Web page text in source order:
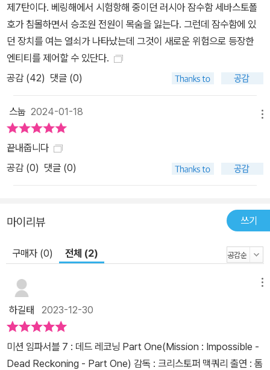
제7탄이다. 베링해에서 시험항해 중이던 러시아 잠수함 세바스토폴
호가 침몰하면서 승조원 전원이 목숨을 잃는다. 그런데 잠수함에 있
던 장치를 여는 열쇠가 나타났는데 그것이 새로운 위험으로 등장한
엔티티를 제어할 수 있단다.
공감 (42) 댓글 (0)
스눕 2024-01-18
끝내줍니다
공감 (0) 댓글 (0)
마이리뷰 쓰기
구매자 (0) 전체 (2)
하길태 2023-12-30
미션 임파서블 7 : 데드 레코닝 Part One(Mission : Impossible -
Dead Reckoning - Part One) 감독 : 크리스토퍼 맥쿼리 출연 : 톰